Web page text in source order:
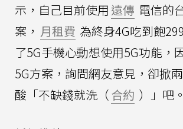
示，自己目前使用 遠傳 電信的
案， 月租費 為終身4G吃到飽
了5G手機心動想使用5G功能，
5G方案，詢問網友意見，卻掀
酸「不缺錢就洗（合約 ）」吧。